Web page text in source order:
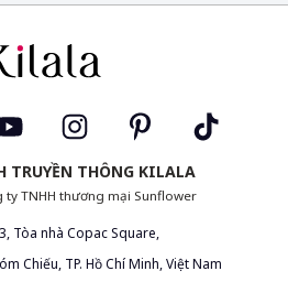
TRUYỀN THÔNG KILALA
ty TNHH thương mại Sunflower
Tòa nhà Copac Square,
Chiếu, TP. Hồ Chí Minh, Việt Nam